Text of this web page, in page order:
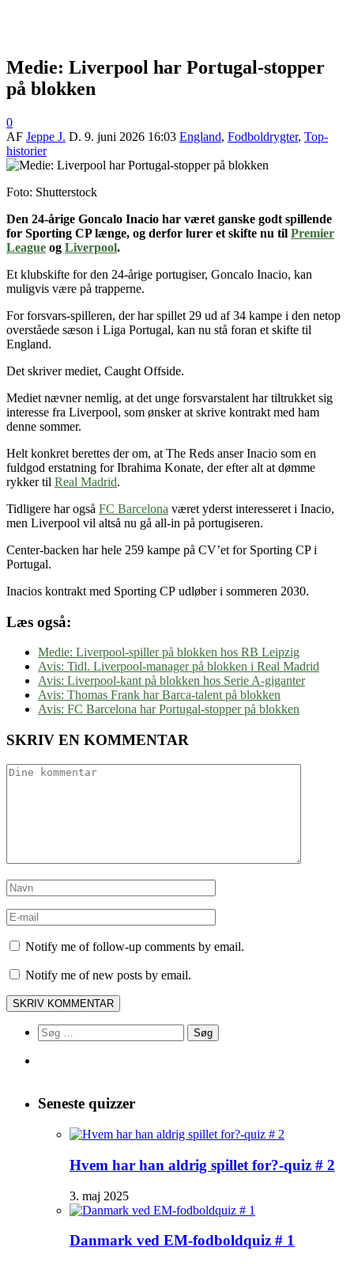
Medie: Liverpool har Portugal-stopper
på blokken
0
AF Jeppe J. D. 9. juni 2026 16:03 England, Fodboldrygter, Top-
historier
Foto: Shutterstock
Den 24-årige Goncalo Inacio har været ganske godt spillende
for Sporting CP længe, og derfor lurer et skifte nu til Premier
League og Liverpool.
Et klubskifte for den 24-årige portugiser, Goncalo Inacio, kan
muligvis være på trapperne.
For forsvars-spilleren, der har spillet 29 ud af 34 kampe i den netop
overståede sæson i Liga Portugal, kan nu stå foran et skifte til
England.
Det skriver mediet, Caught Offside.
Mediet nævner nemlig, at det unge forsvarstalent har tiltrukket sig
interesse fra Liverpool, som ønsker at skrive kontrakt med ham
denne sommer.
Helt konkret berettes der om, at The Reds anser Inacio som en
fuldgod erstatning for Ibrahima Konate, der efter alt at dømme
rykker til Real Madrid.
Tidligere har også FC Barcelona været yderst interesseret i Inacio,
men Liverpool vil altså nu gå all-in på portugiseren.
Center-backen har hele 259 kampe på CV’et for Sporting CP i
Portugal.
Inacios kontrakt med Sporting CP udløber i sommeren 2030.
Læs også:
Medie: Liverpool-spiller på blokken hos RB Leipzig
Avis: Tidl. Liverpool-manager på blokken i Real Madrid
Avis: Liverpool-kant på blokken hos Serie A-giganter
Avis: Thomas Frank har Barca-talent på blokken
Avis: FC Barcelona har Portugal-stopper på blokken
SKRIV EN KOMMENTAR
Notify me of follow-up comments by email.
Notify me of new posts by email.
Søg
efter:
Seneste quizzer
Hvem har han aldrig spillet for?-quiz # 2
3. maj 2025
Danmark ved EM-fodboldquiz # 1